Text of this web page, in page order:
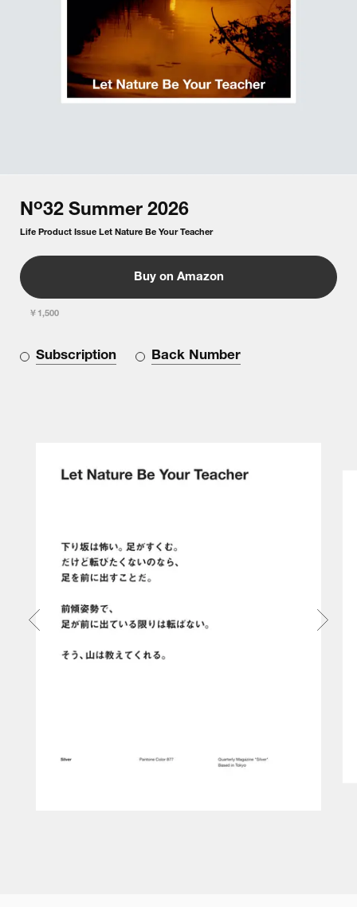
No32 Summer 2026
Life Product Issue Let Nature Be Your Teacher
Buy on Amazon
￥1,500
Subscription Back Number